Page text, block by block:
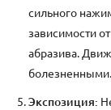
сильного
зависимости
абразива.
болезненными.
Экспозиция: